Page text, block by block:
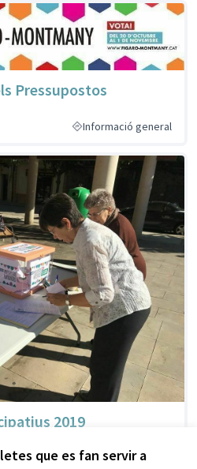
que es fan servir a
Pressupostos
Informació general
2019